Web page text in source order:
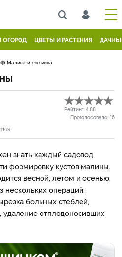
ОГОРОД ЦВЕТЫ И РАСТЕНИЯ
🔴 Малина и ежевика
Рейтинг: 4.88
Проголосовало: 16
4169
знать каждый садовод,
формировку кустов малины.
весной, летом и осенью.
нескольких операций:
больных стеблей,
удаление отплодоносивших